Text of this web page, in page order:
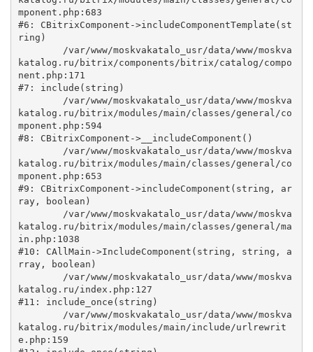
mponent.php:683
#6: CBitrixComponent->includeComponentTemplate(st
ring)
katalog.ru/bitrix/components/bitrix/catalog/compo
nent.php:171
#7: include(string)
katalog.ru/bitrix/modules/main/classes/general/co
mponent.php:594
#8: CBitrixComponent->__includeComponent()
katalog.ru/bitrix/modules/main/classes/general/co
mponent.php:653
#9: CBitrixComponent->includeComponent(string, ar
ray, boolean)
katalog.ru/bitrix/modules/main/classes/general/ma
in.php:1038
#10: CAllMain->IncludeComponent(string, string, a
rray, boolean)
katalog.ru/index.php:127
#11: include_once(string)
katalog.ru/bitrix/modules/main/include/urlrewrit
e.php:159